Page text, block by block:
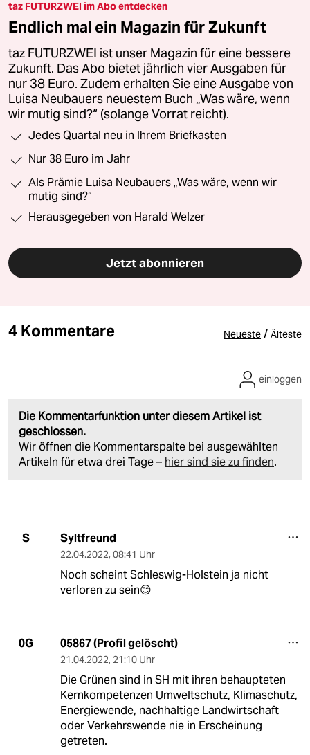
taz FUTURZWEI im Abo entdecken
Endlich mal ein Magazin für Zukunft
taz FUTURZWEI ist unser Magazin für eine bessere
Zukunft. Das Abo bietet jährlich vier Ausgaben für
nur 38 Euro. Zudem erhalten Sie eine Ausgabe von
Luisa Neubauers neuestem Buch „Was wäre, wenn
wir mutig sind?“ (solange Vorrat reicht).
Jedes Quartal neu in Ihrem Briefkasten
Nur 38 Euro im Jahr
Als Prämie Luisa Neubauers „Was wäre, wenn wir
mutig sind?“
Herausgegeben von Harald Welzer
Jetzt abonnieren
4 Kommentare Neueste / Älteste
Die Kommentarfunktion unter diesem Artikel ist
geschlossen.
Wir öffnen die Kommentarspalte bei ausgewählten
Artikeln für etwa drei Tage – hier sind sie zu finden.
einloggen
S Syltfreund
22.04.2022, 08:41 Uhr
Noch scheint Schleswig-Holstein ja nicht
verloren zu sein😊
0G 05867 (Profil gelöscht)
21.04.2022, 21:10 Uhr
Die Grünen sind in SH mit ihren behaupteten
Kernkompetenzen Umweltschutz, Klimaschutz,
Energiewende, nachhaltige Landwirtschaft
oder Verkehrswende nie in Erscheinung
getreten.